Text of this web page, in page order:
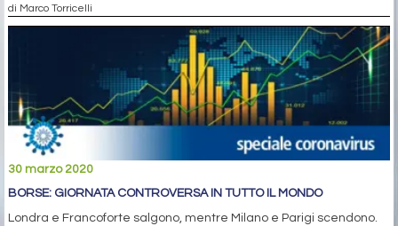
di Marco Torricelli
30 marzo 2020
BORSE: GIORNATA CONTROVERSA IN TUTTO IL MONDO
Londra e Francoforte salgono, mentre Milano e Parigi scendono.